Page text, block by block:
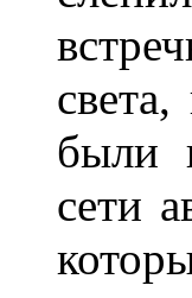
были
сети